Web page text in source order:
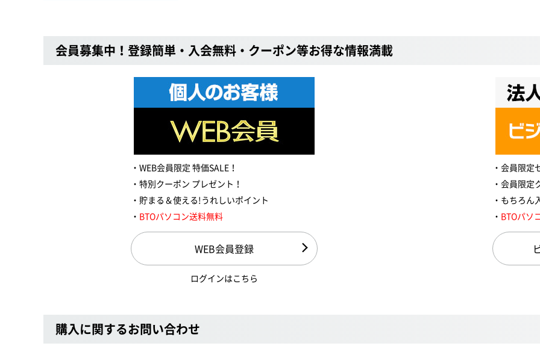
会員募集中！登録簡単・入会無料・クーポン等お得な情報満載
WEB会員限定 特価SALE！
特別クーポン プレゼント！
貯まる＆使える!うれしいポイント
BTOパソコン送料無料
WEB会員登録
ログインはこちら
会員限定
会員限定
もちろん
BTOパソ
購入に関するお問い合わせ